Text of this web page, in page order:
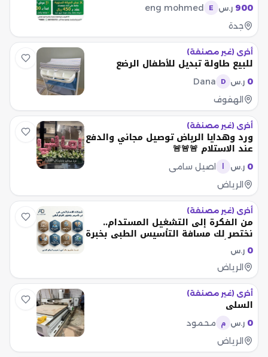
900 ر.س E
eng mohmed
جدة
أخرى (غير مصنفة)
للبيع طاولة تبديل للأطفال الرضع
0 ر.س D
Dana
الهفوف
أخرى (غير مصنفة)
ورد وهدايا الرياض توصيل مجاني والدفع
عند الاستلام 🚨🚨🚨
0 ر.س
اصيل سامي
الرياض
أخرى (غير مصنفة)
من الفكرة إلى التشغيل المستدام..
نختصر لك مسافة التأسيس الطبي بخبرة
20 عاماً
0 ر.س
الرياض
أخرى (غير مصنفة)
السلي
0 ر.س م
محمود
الرياض